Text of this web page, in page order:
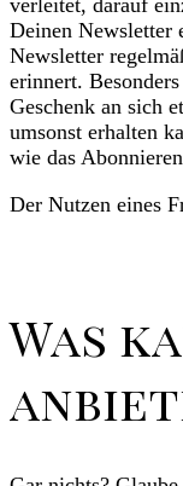
Deinen Newsletter
Newsletter
erinnert.
Geschenk an sich
umsonst erhalten
wie das
Der Nutzen eines
Was